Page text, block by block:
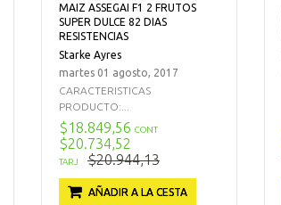
MAIZ ASSEGAI F1 2 FRUTOS
SUPER DULCE 82 DIAS
RESISTENCIAS
Starke Ayres
martes 01 agosto, 2017
CARACTERISTICAS
PRODUCTO:...
$18.849,56 CONT
$20.734,52
TARJ $20.944,13
AÑADIR A LA CESTA